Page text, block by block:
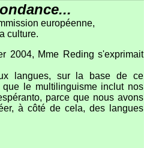
européenne,
culture.
2004, Mme Reding s'exprimait
langues, sur la base de ce
le multilinguisme inclut nos
parce que nous avons
à côté de cela, des langues